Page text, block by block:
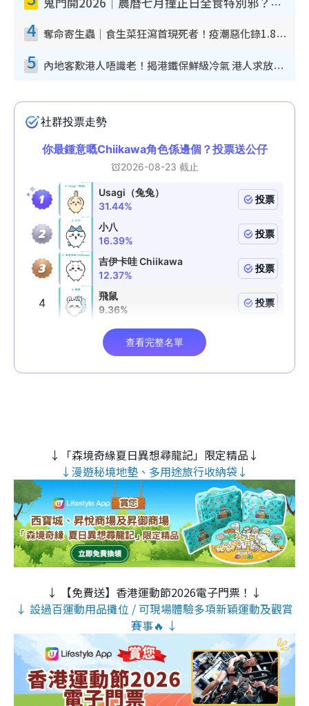
鬼門開2026｜農曆七月撞正日全食特別邪？專家警告切忌做一事！揭4大禁忌+2招保平安
4 奪命寄生蟲｜食生菜狂瀉首現死者！疫潮惡化錄1.8萬宗病例 揭洗菜3大謬誤
5 內地客歎港人唔識老！揭港鐵保鮮級冷氣 港人求放過：咪投訴
↓「森境奇緣夏日異想尋龍記」限定精品↓
↓漫遊秘境地墊、多用途旅行收納袋↓
↓ 【免費送】香港運動節2026電子門票！↓
↓ 設過百運動用品攤位 / 可現場體驗多項新穎運動及觀賞
賽事🔥 ↓